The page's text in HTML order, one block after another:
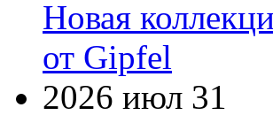
Новая
от Gipfel
2026 июл 31